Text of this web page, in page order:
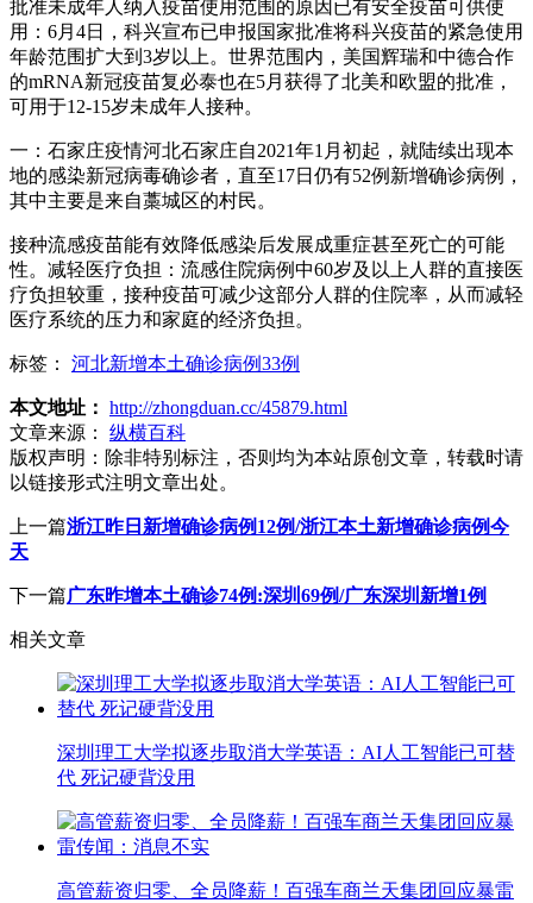
批准未成年人纳入疫苗使用范围的原因已有安全疫苗可供使
用：6月4日，科兴宣布已申报国家批准将科兴疫苗的紧急使用
年龄范围扩大到3岁以上。世界范围内，美国辉瑞和中德合作
的mRNA新冠疫苗复必泰也在5月获得了北美和欧盟的批准，
可用于12-15岁未成年人接种。
一：石家庄疫情河北石家庄自2021年1月初起，就陆续出现本
地的感染新冠病毒确诊者，直至17日仍有52例新增确诊病例，
其中主要是来自藁城区的村民。
接种流感疫苗能有效降低感染后发展成重症甚至死亡的可能
性。减轻医疗负担：流感住院病例中60岁及以上人群的直接医
疗负担较重，接种疫苗可减少这部分人群的住院率，从而减轻
医疗系统的压力和家庭的经济负担。
标签： 河北新增本土确诊病例33例
本文地址： http://zhongduan.cc/45879.html
文章来源：
纵横百科
版权声明： 除非特别标注，否则均为本站原创文章，转载时请
以链接形式注明文章出处。
上一篇浙江昨日新增确诊病例12例/浙江本土新增确诊病例今
天
下一篇广东昨增本土确诊74例:深圳69例/广东深圳新增1例
相关文章
深圳理工大学拟逐步取消大学英语：AI人工智能已可替
代 死记硬背没用
高管薪资归零、全员降薪！百强车商兰天集团回应暴雷